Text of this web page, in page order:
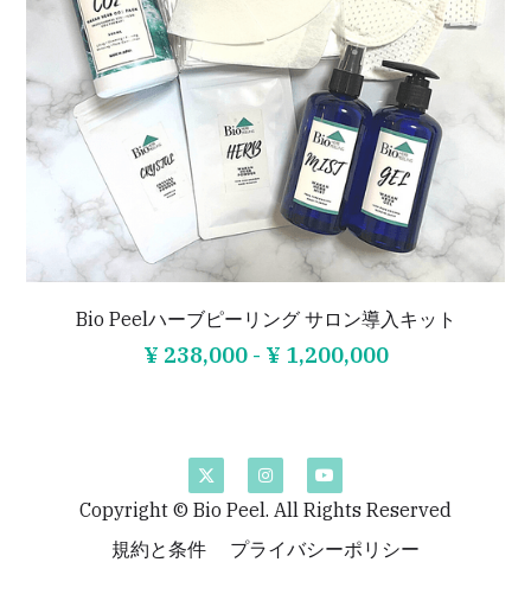
HANAHANA by DAHLIA（福岡）
GLANZ（大阪）
LINORE（兵庫）
PIASA（京都）
Miliage（福井）
Rebirth（東京）
Rebloom（大阪）
+it_BEAUTY（香川）
Bio Peel特薦サロン
FRONTiNO（千葉）
Bouquet（福岡）
warmaL（福岡）
Heal Palm（山口）
FLOW（愛知）
SoinEstheticLivilla（福岡）
Brilliant（福岡）
Bio Peel特薦サロン
AriMiG（東京）
Patchou petit（埼玉）
4tune.（福岡）
SoLcier（福井）
Co2パック新規お取引ページ
新規お取引希望のサロン様へ
症例写真
症例写真
導入サロン専用ページ
ージ
炭酸小顔セラピスト専用ログインぺージ
直営サロン&ショールーム
日本語
LINEお問合せ
Bio Peelハーブピーリング サロン導入キット
¥ 238,000 - ¥ 1,200,000
Copyright © Bio Peel. All Rights Reserved
規約と条件
プライバシーポリシー